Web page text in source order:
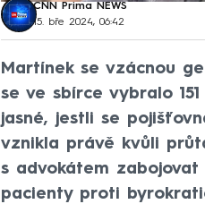
CNN Prima NEWS
15. bře 2024, 06:42
Martínek se vzácnou
se ve sbírce vybralo
jasné, jestli se
vznikla právě kvůli
s advokátem
pacienty proti